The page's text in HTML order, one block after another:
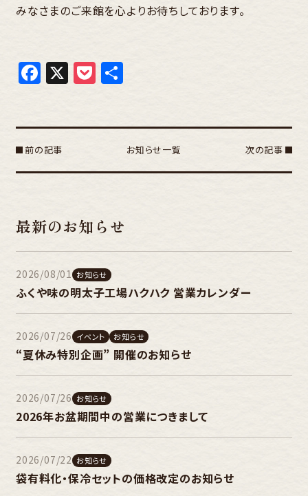
みなさまのご来館を心よりお待ちしております。
Facebook
X Pocket
共
前の記事 お知らせ一覧 次の記事
最新のお知らせ
2026/08/01 お知らせ
ふくや味の明太子工場ハクハク 営業カレンダー
2026/07/26 イベント お知らせ
“夏休み特別企画” 開催のお知らせ
2026/07/26 お知らせ
2026年お盆期間中の営業につきまして
2026/07/22 お知らせ
袋有料化・保冷セットの価格改定のお知らせ